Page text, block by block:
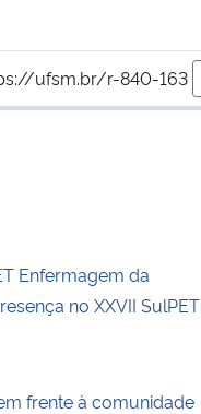
ufsm.br/r-840-163
Enfermagem da
no XXVII SulPET
frente à comunidade